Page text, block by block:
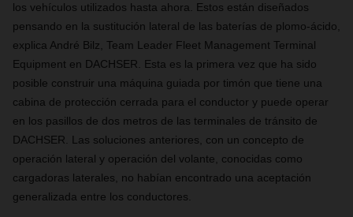
los vehículos utilizados hasta ahora. Estos están diseñados
pensando en la sustitución lateral de las baterías de plomo-ácido,
explica André Bilz, Team Leader Fleet Management Terminal
Equipment en DACHSER. Esta es la primera vez que ha sido
posible construir una máquina guiada por timón que tiene una
cabina de protección cerrada para el conductor y puede operar
en los pasillos de dos metros de las terminales de tránsito de
DACHSER. Las soluciones anteriores, con un concepto de
operación lateral y operación del volante, conocidas como
cargadoras laterales, no habían encontrado una aceptación
generalizada entre los conductores.